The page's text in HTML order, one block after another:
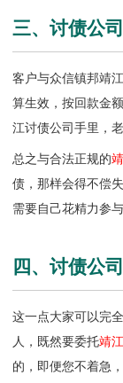
三、讨债公
客户与众信镇邦靖
算生效，按回款金
江讨债公司手里，
总之与合法正规的
债，那样会得不偿
需要自己花精力参
四、讨债公
这一点大家可以完
人，既然要委托靖
的，即便您不着急